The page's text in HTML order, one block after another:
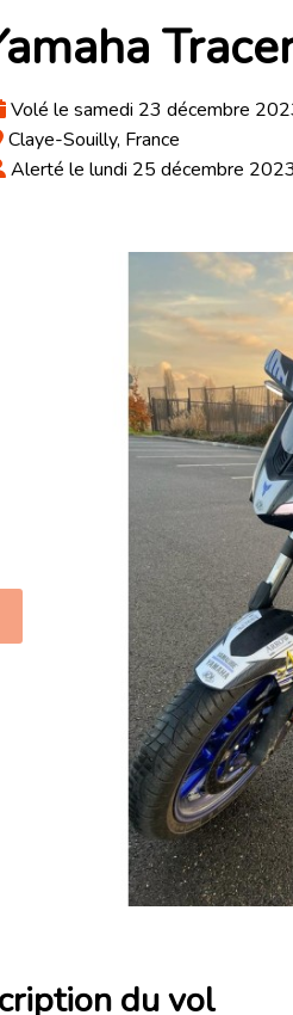
Volé le samedi 23 décembre
Claye-Souilly, France
Alerté le lundi 25 décembre
du vol